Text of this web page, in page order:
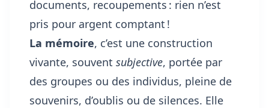
documents, recoupements : rien n’est
pris pour argent comptant !
La mémoire, c’est une construction
vivante, souvent subjective, portée par
des groupes ou des individus, pleine de
souvenirs, d’oublis ou de silences. Elle